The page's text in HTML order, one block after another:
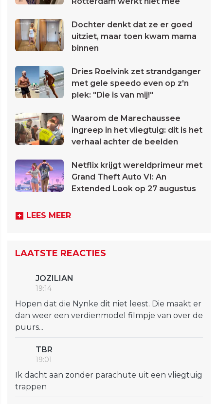
Dochter denkt dat ze er goed
uitziet, maar toen kwam mama
binnen
Dries Roelvink zet strandganger
met gele speedo even op z'n
plek: "Die is van mij!"
Waarom de Marechaussee
ingreep in het vliegtuig: dit is het
verhaal achter de beelden
Netflix krijgt wereldprimeur met
Grand Theft Auto VI: An
Extended Look op 27 augustus
LEES MEER
LAATSTE REACTIES
JOZILIAN
19:14
Hopen dat die Nynke dit niet leest. Die maakt er
dan weer een verdienmodel filmpje van over de
puurs...
TBR
19:01
Ik dacht aan zonder parachute uit een vliegtuig
trappen